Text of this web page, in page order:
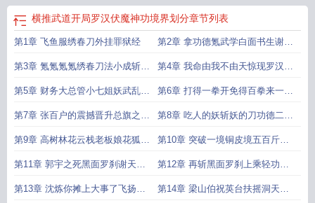
方势力震动 现世
横推武道开局罗汉伏魔神功境界划分章节列表
第1章 飞鱼服绣春刀外挂罪狱经 第2章 拿功德氪武学白面书生谢天
养
第3章 氪氪氪氪绣春刀法小成斩杀
谢天养
第4章 我命由我不由天惊现罗汉伏
魔神功
第5章 财务大总管小七姐妖武乱世
中唯一的温暖
第6章 打得一拳开免得百拳来一记
楼兰斩镇压总旗杨谦
第7章 张百户的震撼晋升总旗之位
出城斩妖
第8章 吃人的妖斩妖的刀功德二两
五钱
第9章 高树林花云栈老板娘花狐狸
一境巅峰大妖
第10章 突破一境铜皮境五百斤巨
力一拳轰杀花狐狸
第11章 郭宇之死黑面罗刹谢天生
突现真正的罗汉之力
第12章 再斩黑面罗刹上乘轻功武
学八步赶蝉
第13章 沈炼你摊上大事了飞扬城 第14章 梁山伯祝英台扶摇洞天柳